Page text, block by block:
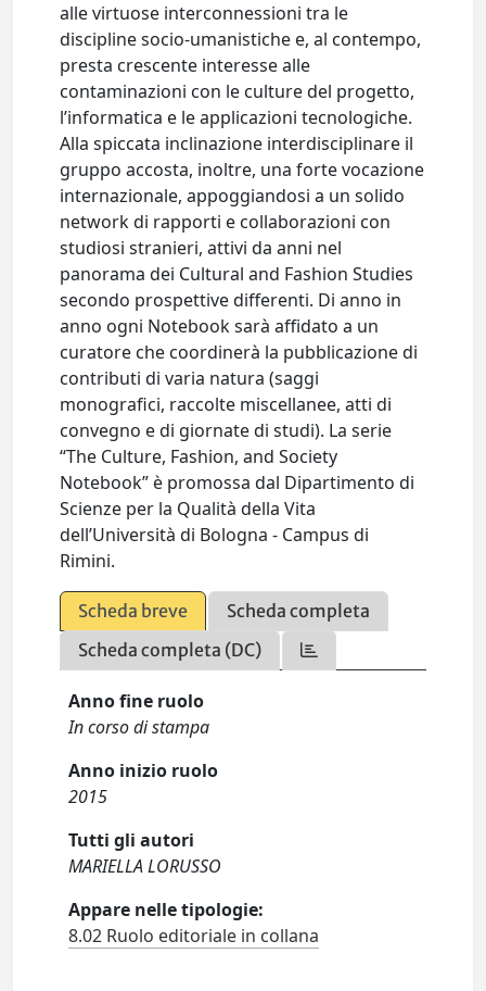
alle virtuose interconnessioni tra le
discipline socio-umanistiche e, al contempo,
presta crescente interesse alle
contaminazioni con le culture del progetto,
l’informatica e le applicazioni tecnologiche.
Alla spiccata inclinazione interdisciplinare il
gruppo accosta, inoltre, una forte vocazione
internazionale, appoggiandosi a un solido
network di rapporti e collaborazioni con
studiosi stranieri, attivi da anni nel
panorama dei Cultural and Fashion Studies
secondo prospettive differenti. Di anno in
anno ogni Notebook sarà affidato a un
curatore che coordinerà la pubblicazione di
contributi di varia natura (saggi
monografici, raccolte miscellanee, atti di
convegno e di giornate di studi). La serie
“The Culture, Fashion, and Society
Notebook” è promossa dal Dipartimento di
Scienze per la Qualità della Vita
dell’Università di Bologna - Campus di
Rimini.
Scheda breve
Scheda completa
Scheda completa (DC)
Anno fine ruolo
In corso di stampa
Anno inizio ruolo
2015
Tutti gli autori
MARIELLA LORUSSO
Appare nelle tipologie:
8.02 Ruolo editoriale in collana